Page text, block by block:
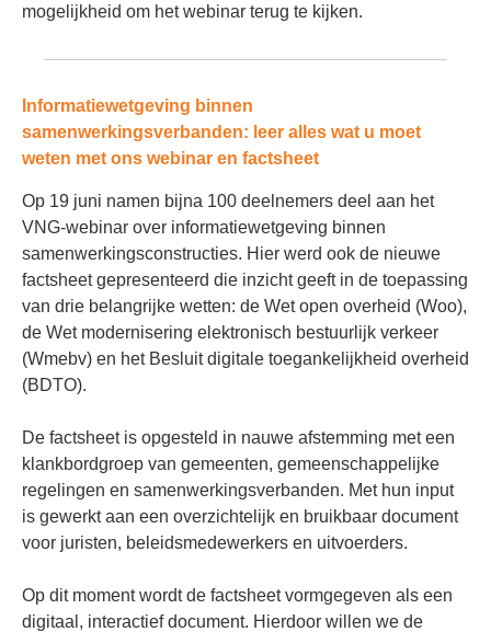
mogelijkheid om het webinar terug te kijken.
Informatiewetgeving binnen
samenwerkingsverbanden: leer alles wat u moet
weten met ons webinar en factsheet
Op 19 juni namen bijna 100 deelnemers deel aan het
VNG-webinar over informatiewetgeving binnen
samenwerkingsconstructies. Hier werd ook de nieuwe
factsheet gepresenteerd die inzicht geeft in de toepassing
van drie belangrijke wetten: de Wet open overheid (Woo),
de Wet modernisering elektronisch bestuurlijk verkeer
(Wmebv) en het Besluit digitale toegankelijkheid overheid
(BDTO).
De factsheet is opgesteld in nauwe afstemming met een
klankbordgroep van gemeenten, gemeenschappelijke
regelingen en samenwerkingsverbanden. Met hun input
is gewerkt aan een overzichtelijk en bruikbaar document
voor juristen, beleidsmedewerkers en uitvoerders.
Op dit moment wordt de factsheet vormgegeven als een
digitaal, interactief document. Hierdoor willen we de